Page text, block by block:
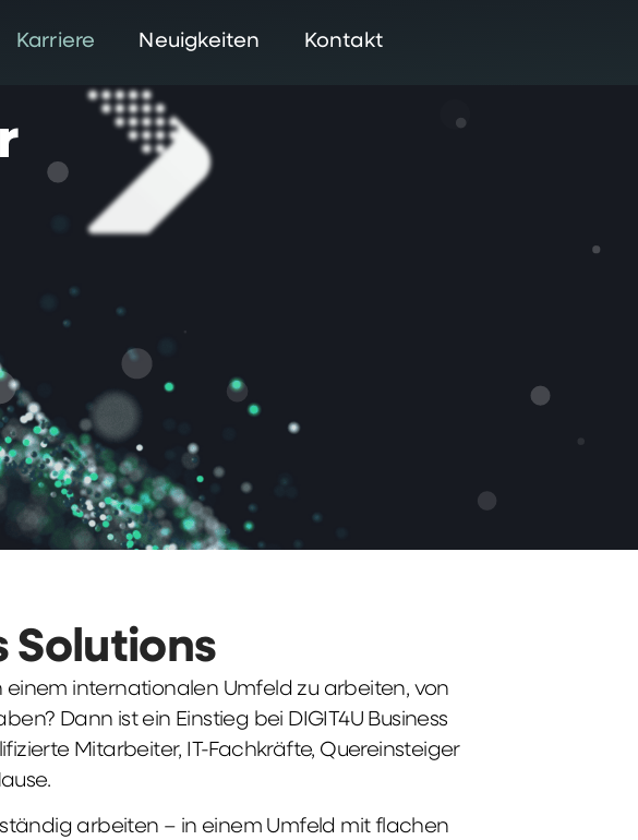
Karriere Neuigkeiten Kontakt
Solutions
internationalen Umfeld zu arbeiten, von
Dann ist ein Einstieg bei DIGIT4U Business
Mitarbeiter, IT-Fachkräfte, Quereinsteiger
arbeiten – in einem Umfeld mit flachen